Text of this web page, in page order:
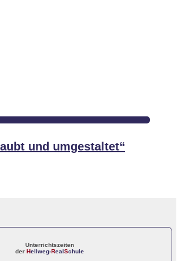
und umgestaltet“
Unterrichtszeiten
der Hellweg-RealSchule